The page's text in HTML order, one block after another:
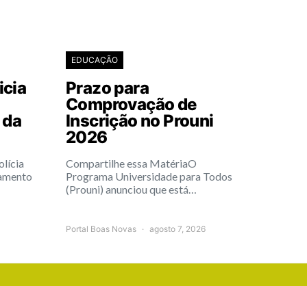
EDUCAÇÃO
Prazo para
Comprovação de
Inscrição no Prouni
2026
Compartilhe essa MatériaO
Programa Universidade para Todos
(Prouni) anunciou que está…
Portal Boas Novas agosto 7, 2026